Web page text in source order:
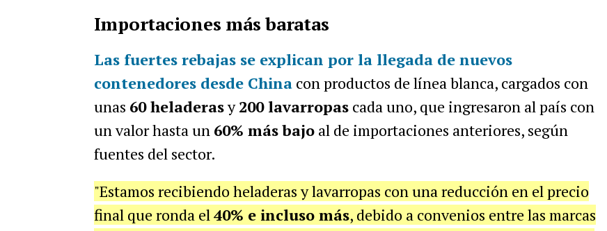
Importaciones más baratas
Las fuertes rebajas se explican por la llegada de nuevos
contenedores desde Chinacon productos de línea blanca, cargados con
unas 60 heladerasy200 lavarropascada uno, que ingresaron al país con
un valor hasta un 60% más bajoal de importaciones anteriores, según
fuentes del sector.
"Estamos recibiendo heladeras y lavarropas con una reducción en el precio
final que ronda el40% e incluso más, debido a convenios entre las marcas